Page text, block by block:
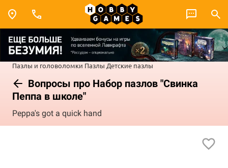
Пазлы и головоломки Пазлы Детские пазлы
Вопросы про Набор пазлов "Свинка
Пеппа в школе"
Peppa's got a quick hand